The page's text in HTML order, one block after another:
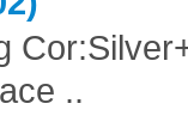
..